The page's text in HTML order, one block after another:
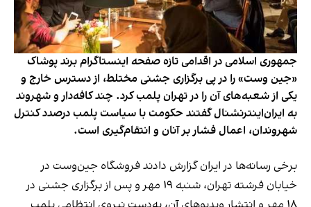
جمهوری اسلامی در اقدامی تازه صفحه اینستاگرام برند پوشاک
«جین وست» را در پی برگزاری جشنی مختلط، از دسترس خارج و
یکی از شعبه‌های آن را در تهران پلمب کرد. چند کافه‌‌دار و شهروند
به ایران‌اینترنشنال گفتند حکومت با سیاست پلمب درصدد کنترل
شهروندان، اعمال فشار بر آنان و انتقام‌گیری است.
برخی رسانه‌ها در ایران گزارش دادند فروشگاه جین‌وست در
خیابان فرشته تهران، شنبه ۱۹ مهر و پس از برگزاری جشنی در